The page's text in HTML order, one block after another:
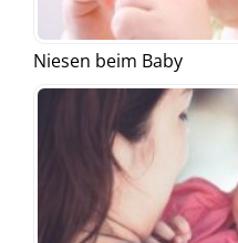
Niesen beim Baby